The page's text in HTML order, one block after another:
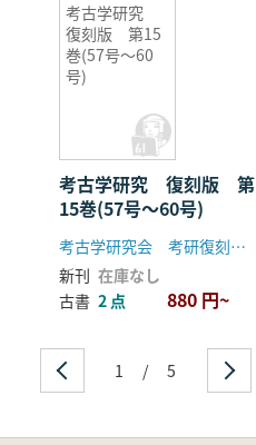
考古学研究
復刻版 第15
巻(57号〜60
号)
考古学研究 復刻版 第
15巻(57号〜60号)
考古学研究会 考研復刻の会
新刊 在庫なし
古書 2 点 880 円~
1 / 5